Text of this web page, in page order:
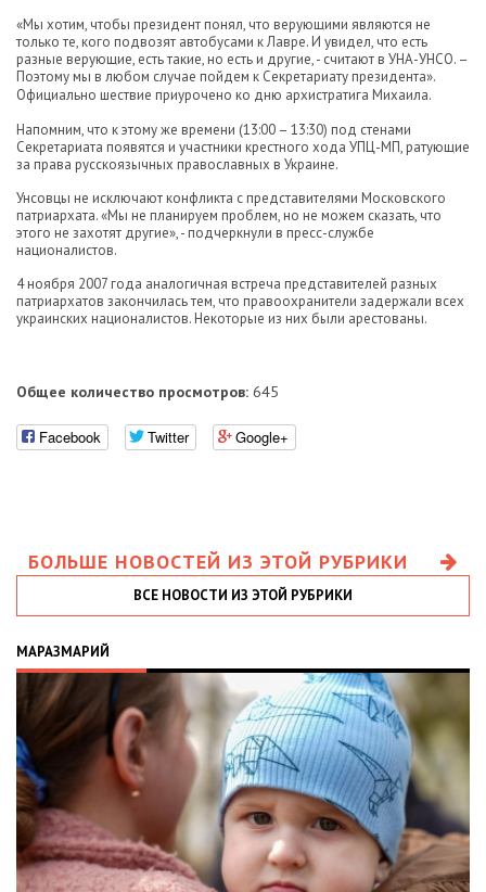
«Мы хотим, чтобы президент понял, что верующими являются не
только те, кого подвозят автобусами к Лавре. И увидел, что есть
разные верующие, есть такие, но есть и другие, - считают в УНА-УНСО. –
Поэтому мы в любом случае пойдем к Секретариату президента».
Официально шествие приурочено ко дню архистратига Михаила.
Напомним, что к этому же времени (13:00 – 13:30) под стенами
Секретариата появятся и участники крестного хода УПЦ-МП, ратующие
за права русскоязычных православных в Украине.
Унсовцы не исключают конфликта с представителями Московского
патриархата. «Мы не планируем проблем, но не можем сказать, что
этого не захотят другие», - подчеркнули в пресс-службе
националистов.
4 ноября 2007 года аналогичная встреча представителей разных
патриархатов закончилась тем, что правоохранители задержали всех
украинских националистов. Некоторые из них были арестованы.
Общее количество просмотров: 645
Facebook Twitter Google+
БОЛЬШЕ НОВОСТЕЙ ИЗ ЭТОЙ РУБРИКИ
ВСЕ НОВОСТИ ИЗ ЭТОЙ РУБРИКИ
МАРАЗМАРИЙ